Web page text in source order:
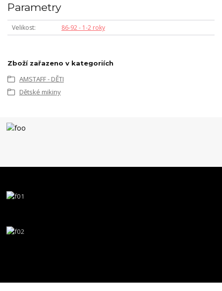
Parametry
Velikost 86-92 - 1-2 roky
Zboží zařazeno v kategoriích
AMSTAFF - DĚTI
Dětské mikiny